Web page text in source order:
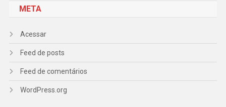
META
Acessar
Feed de posts
Feed de comentários
WordPress.org